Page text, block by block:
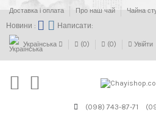
Доставка і оплата Про наш чай Чайна
Новини : Написати:
Українська (0) (0) Увійти
(098) 743-87-71